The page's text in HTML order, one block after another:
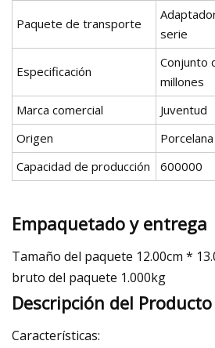
Paquete de transporte
serie
Especificación
Conjunto
millones
Marca comercial
Juventud
Origen
Porcelana
Capacidad de producción
600000
Empaquetado y entrega
Tamaño del paquete 12.00cm *
bruto del paquete 1.000kg
Descripción del Producto
Características: